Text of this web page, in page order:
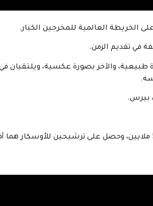
الخريطة العالمية للمخرجين الكبار.
في تقديم الزمن.
طبيعية، والآخر بصورة عكسية، ويلتقيان
بيرس.
وحقق 40 مليون دولار إيرادات في ظل ميزانية لم تبلغ 5 ملايين، وحصل على